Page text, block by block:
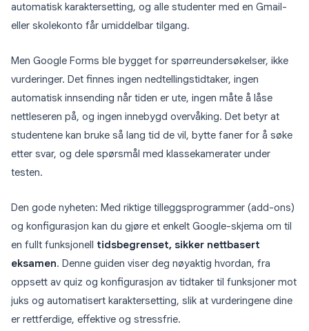
automatisk karaktersetting, og alle studenter med en Gmail-
eller skolekonto får umiddelbar tilgang.
Men Google Forms ble bygget for spørreundersøkelser, ikke
vurderinger. Det finnes ingen nedtellingstidtaker, ingen
automatisk innsending når tiden er ute, ingen måte å låse
nettleseren på, og ingen innebygd overvåking. Det betyr at
studentene kan bruke så lang tid de vil, bytte faner for å søke
etter svar, og dele spørsmål med klassekamerater under
testen.
Den gode nyheten: Med riktige tilleggsprogrammer (add-ons)
og konfigurasjon kan du gjøre et enkelt Google-skjema om til
en fullt funksjonell tidsbegrenset, sikker nettbasert
eksamen. Denne guiden viser deg nøyaktig hvordan, fra
oppsett av quiz og konfigurasjon av tidtaker til funksjoner mot
juks og automatisert karaktersetting, slik at vurderingene dine
er rettferdige, effektive og stressfrie.